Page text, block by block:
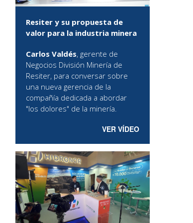
Resiter y su propuesta de
valor para la industria minera
Carlos Valdés, gerente de
Negocios División Minería de
Resiter, para conversar sobre
una nueva gerencia de la
compañía dedicada a abordar
"los dolores" de la minería.
VER VÍDEO